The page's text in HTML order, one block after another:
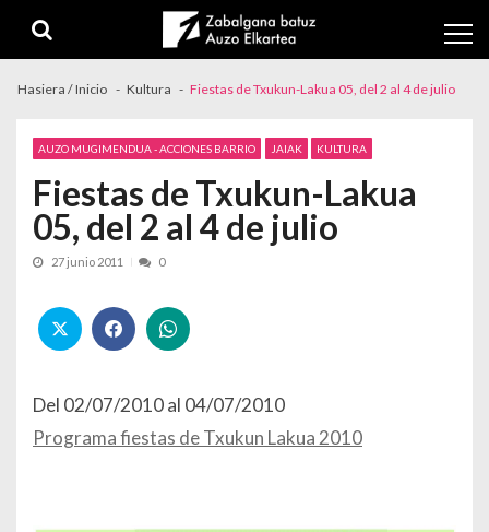
Hasiera / Inicio Kultura Fiestas de Txukun-Lakua 05, del 2 al 4 de julio
AUZO MUGIMENDUA - ACCIONES BARRIO JAIAK KULTURA
Fiestas de Txukun-Lakua
05, del 2 al 4 de julio
27 junio 2011 0
Del 02/07/2010 al 04/07/2010
Programa fiestas de Txukun Lakua 2010